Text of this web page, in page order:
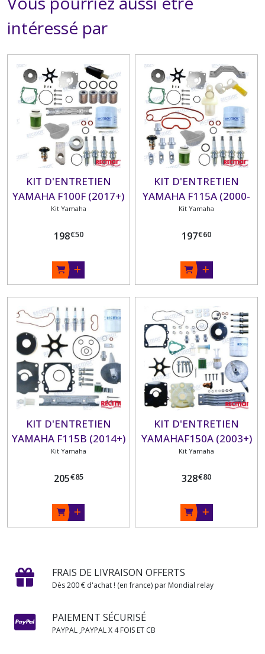
intéressé par
KIT D'ENTRETIEN
YAMAHA F100F (2017+)
Kit Yamaha
198€50
KIT D'ENTRETIEN
YAMAHA F115A (2000-
15)
Kit Yamaha
197€60
KIT D'ENTRETIEN
YAMAHA F115B (2014+)
F130A (2015+)
Kit Yamaha
205€85
KIT D'ENTRETIEN
YAMAHAF150A (2003+)
F150B (2012+) F150D
ROTATION RÉGULIÈRE
Kit Yamaha
328€80
FRAIS DE LIVRAISON OFFERTS
Dès 200 € d'achat ! (en france) par Mondial relay
PAIEMENT SÉCURISÉ
PAYPAL ,PAYPAL X 4 FOIS ET CB